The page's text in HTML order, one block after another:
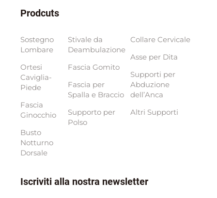
Prodcuts
Sostegno
Lombare
Ortesi
Caviglia-
Piede
Fascia
Ginocchio
Busto
Notturno
Dorsale
Stivale da
Deambulazione
Fascia Gomito
Fascia per
Spalla e Braccio
Supporto per
Polso
Collare Cervicale
Asse per Dita
Supporti per
Abduzione
dell’Anca
Altri Supporti
Iscriviti alla nostra newsletter